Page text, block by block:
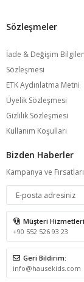
Sözleşmeler
İade & Değişim
Sözleşmesi
ETK Aydınlatma Metni
Üyelik Sözleşmesi
Gizlilik Sözleşmesi
Kullanım Koşulları
Bizden Haberler
Kampanya ve
Müşteri
+90 552 526 93 23
Geri Bildirim:
info@hausekids.com